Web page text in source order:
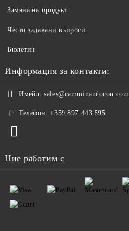
Замяна на продукт
Често задавани въпроси
Бюлетин
Информация за контакти:
Имейл: sales@camminandocon.com
Телефон: +359 897 443 595
Ние работим с